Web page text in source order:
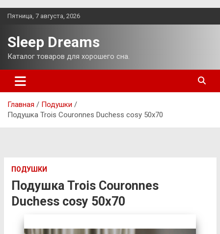
Перейти
Пятница, 7 августа, 2026
Sleep Dreams
Каталог товаров для хорошего сна.
Главная
Подушки
Подушка Trois Couronnes Duchess cosy 50х70
ПОДУШКИ
Подушка Trois Couronnes
Duchess cosy 50х70